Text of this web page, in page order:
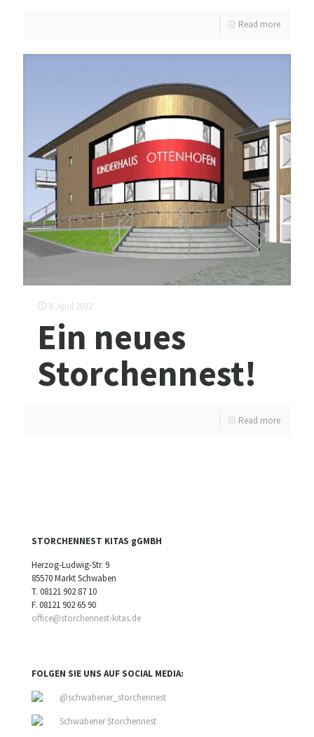
Read more
8. April 2022
Ein neues
Storchennest!
Read more
STORCHENNEST KITAS gGMBH
Herzog-Ludwig-Str. 9
85570 Markt Schwaben
T. 08121 902 87 10
F. 08121 902 65 90
office@storchennest-kitas.de
FOLGEN SIE UNS AUF SOCIAL MEDIA:
@schwabener_storchennest
Schwabener Storchennest